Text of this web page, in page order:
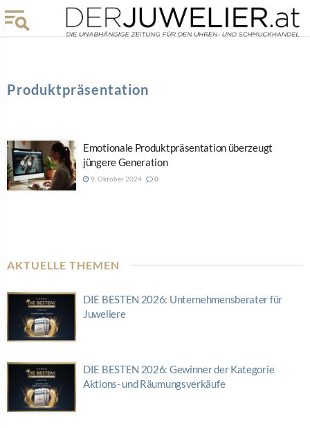
Produktpräsentation
Emotionale Produktpräsentation überzeugt
jüngere Generation
9. Oktober 2024 0
AKTUELLE THEMEN
DIE BESTEN 2026: Unternehmensberater für
Juweliere
DIE BESTEN 2026: Gewinner der Kategorie
Aktions- und Räumungsverkäufe